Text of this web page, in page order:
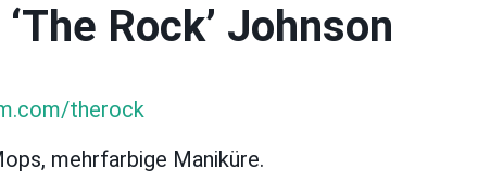
Rock’ Johnson
therock
mehrfarbige Maniküre.